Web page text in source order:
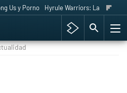
Us y Porno Hyrule Warriors: La Era del